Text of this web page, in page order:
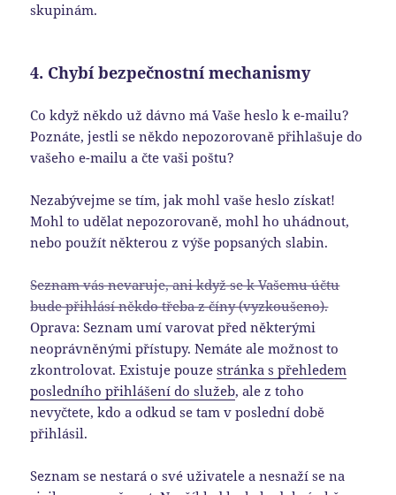
skupinám.
4. Chybí bezpečnostní mechanismy
Co když někdo už dávno má Vaše heslo k e-mailu?
Poznáte, jestli se někdo nepozorovaně přihlašuje do
vašeho e-mailu a čte vaši poštu?
Nezabývejme se tím, jak mohl vaše heslo získat!
Mohl to udělat nepozorovaně, mohl ho uhádnout,
nebo použít některou z výše popsaných slabin.
Seznam vás nevaruje, ani když se k Vašemu účtu
bude přihlásí někdo třeba z číny (vyzkoušeno).
Oprava: Seznam umí varovat před některými
neoprávněnými přístupy. Nemáte ale možnost to
zkontrolovat. Existuje pouzestránka s přehledem
posledního přihlášení do služeb, ale z toho
nevyčtete, kdo a odkud se tam v poslední době
přihlásil.
Seznam se nestará o své uživatele a nesnaží se na